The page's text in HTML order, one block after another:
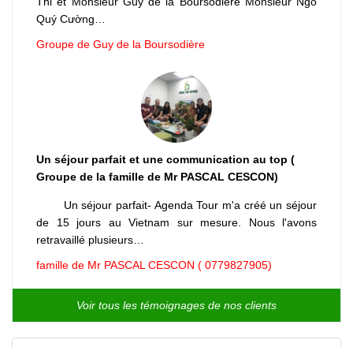
Quý Cường…
Groupe de Guy de la Boursodière
Un séjour parfait et une communication au top (
Groupe de la famille de Mr PASCAL CESCON)
Un séjour parfait- Agenda Tour m'a créé un séjour
de 15 jours au Vietnam sur mesure. Nous l'avons
retravaillé plusieurs…
famille de Mr PASCAL CESCON ( 0779827905)
Voir tous les témoignages de nos clients